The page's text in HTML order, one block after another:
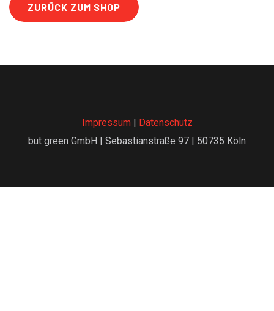
ZURÜCK ZUM SHOP
Impressum| Datenschutz
but green GmbH | Sebastianstraße 97 | 50735 Köln